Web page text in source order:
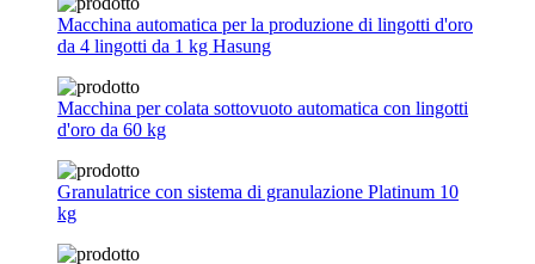
Macchina automatica per la produzione di lingotti d'oro
da 4 lingotti da 1 kg Hasung
Macchina per colata sottovuoto automatica con lingotti
d'oro da 60 kg
Granulatrice con sistema di granulazione Platinum 10
kg